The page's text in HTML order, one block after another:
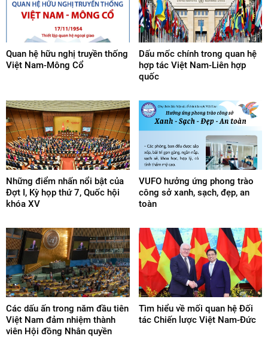
Quan hệ hữu nghị truyền thống
Việt Nam-Mông Cổ
Dấu mốc chính trong quan hệ
hợp tác Việt Nam-Liên hợp
quốc
Những điểm nhấn nổi bật của
Đợt I, Kỳ họp thứ 7, Quốc hội
khóa XV
VUFO hưởng ứng phong trào
công sở xanh, sạch, đẹp, an
toàn
Các dấu ấn trong năm đầu tiên
Việt Nam đảm nhiệm thành
viên Hội đồng Nhân quyền
Tìm hiểu về mối quan hệ Đối
tác Chiến lược Việt Nam-Đức